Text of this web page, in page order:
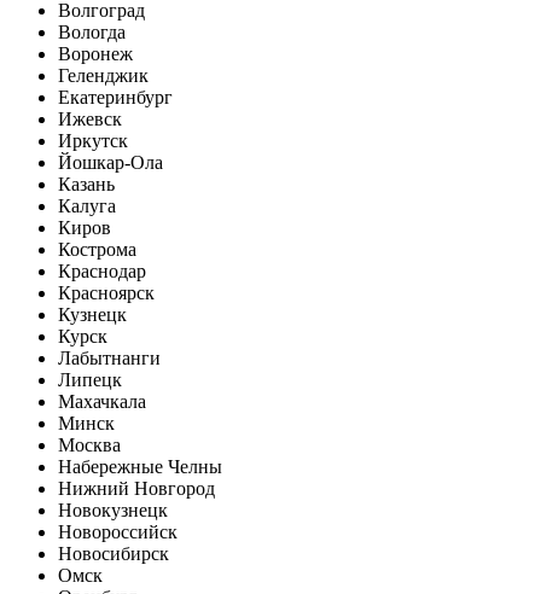
Волгоград
Вологда
Воронеж
Геленджик
Екатеринбург
Ижевск
Иркутск
Йошкар-Ола
Казань
Калуга
Киров
Кострома
Краснодар
Красноярск
Кузнецк
Курск
Лабытнанги
Липецк
Махачкала
Минск
Москва
Набережные Челны
Нижний Новгород
Новокузнецк
Новороссийск
Новосибирск
Омск